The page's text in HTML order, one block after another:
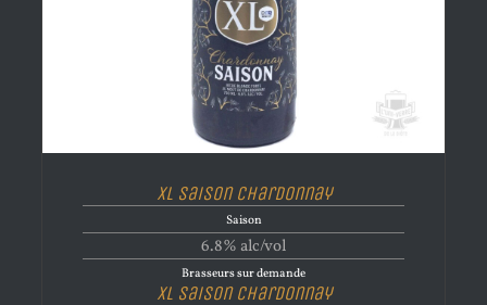
XL Saison Chardonnay
Saison
6.8% alc/vol
Brasseurs sur demande
XL Saison Chardonnay